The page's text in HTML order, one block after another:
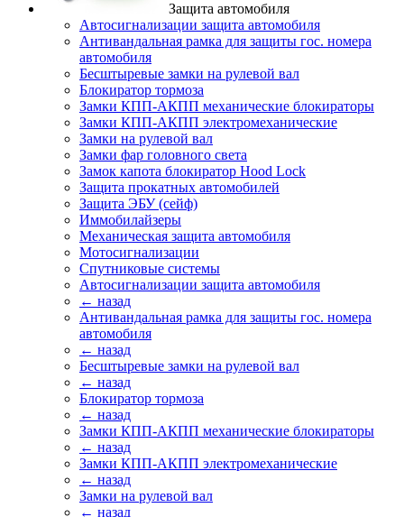
Защита автомобиля
Автосигнализации защита автомобиля
Антивандальная рамка для защиты гос. номера
автомобиля
Бесштыревые замки на рулевой вал
Блокиратор тормоза
Замки КПП-АКПП механические блокираторы
Замки КПП-АКПП электромеханические
Замки на рулевой вал
Замки фар головного света
Замок капота блокиратор Hood Lock
Защита прокатных автомобилей
Защита ЭБУ (сейф)
Иммобилайзеры
Механическая защита автомобиля
Мотосигнализации
Спутниковые системы
Автосигнализации защита автомобиля
← назад
Антивандальная рамка для защиты гос. номера
автомобиля
← назад
Бесштыревые замки на рулевой вал
← назад
Блокиратор тормоза
← назад
Замки КПП-АКПП механические блокираторы
← назад
Замки КПП-АКПП электромеханические
← назад
Замки на рулевой вал
← назад